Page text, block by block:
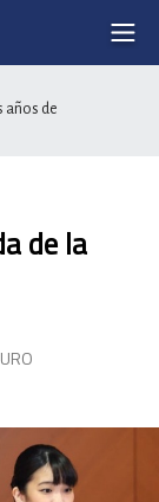
años de
de la